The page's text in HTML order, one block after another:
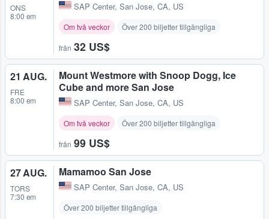
ONS
8:00 em
SAP Center, San Jose, CA, US
Om två veckor Över 200 biljetter tillgängliga
från 32 US$
21 AUG.
FRE
8:00 em
Mount Westmore with Snoop Dogg, Ice
Cube and more San Jose
SAP Center, San Jose, CA, US
Om två veckor Över 200 biljetter tillgängliga
från 99 US$
27 AUG.
TORS
7:30 em
Mamamoo San Jose
SAP Center, San Jose, CA, US
Över 200 biljetter tillgängliga